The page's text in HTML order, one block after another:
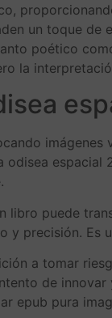
un toque
poético
la
libro puede
y precisión. Es
a tomar
de
epub pura